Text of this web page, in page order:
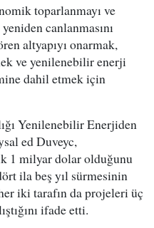
toparlanmayı ve
canlanmasını
altyapıyı onarmak,
ve yenilenebilir enerji
dahil etmek için
Yenilenebilir Enerjiden
ed Duveyc,
1 milyar dolar olduğunu
ila beş yıl sürmesinin
iki tarafın da projeleri üç
ifade etti.